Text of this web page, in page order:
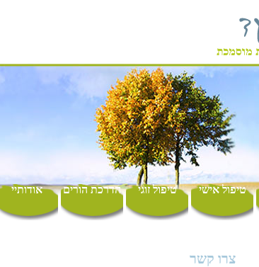
טיפול אישי טיפול זוגי הדרכת הורים אודותיי
צרו קשר